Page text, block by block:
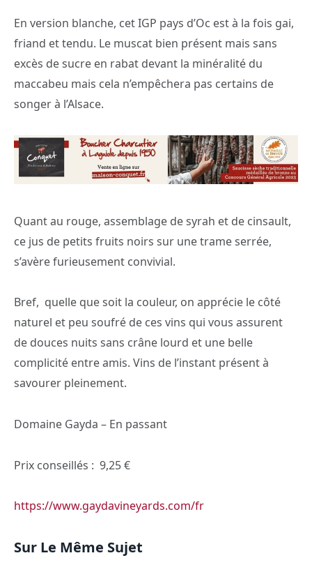
En version blanche, cet IGP pays d’Oc est à la fois gai,
friand et tendu. Le muscat bien présent mais sans
excès de sucre en rabat devant la minéralité du
maccabeu mais cela n’empêchera pas certains de
songer à l’Alsace.
Quant au rouge, assemblage de syrah et de cinsault,
ce jus de petits fruits noirs sur une trame serrée,
s’avère furieusement convivial.
Bref, quelle que soit la couleur, on apprécie le côté
naturel et peu soufré de ces vins qui vous assurent
de douces nuits sans crâne lourd et une belle
complicité entre amis. Vins de l’instant présent à
savourer pleinement.
Domaine Gayda – En passant
Prix conseillés : 9,25 €
https://www.gaydavineyards.com/fr
Sur Le Même Sujet